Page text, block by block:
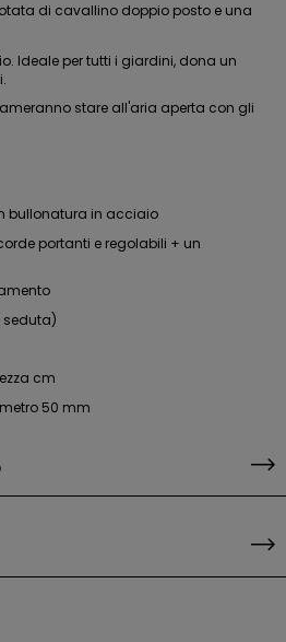
di cavallino doppio posto e una
Ideale per tutti i giardini, dona un
stare all'aria aperta con gli
bullonatura in acciaio
portanti e regolabili + un
cm
50 mm